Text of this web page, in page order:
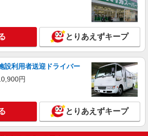
ャリアセンター/KT600117747901
NEW
事務
月給270500円 ★交通費規定に基づき交通費支
東京都新宿区（新宿駅）
詳細を見る
とりあえずキープ
設利用者送迎ドライバー
円
とりあえずキープ